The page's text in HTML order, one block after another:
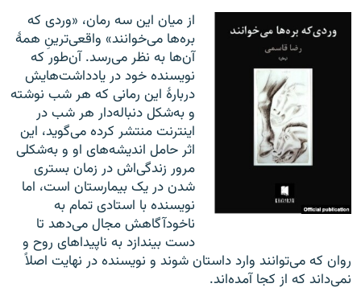
از میان این سه رمان، «وردی که
بره‌ها می‌خوانند» واقعی‌ترینِ همهٔ
آن‌ها به نظر می‌رسد. آن‌طور که
نویسنده خود در یادداشت‌هایش
دربارهٔ این رمانی که هر شب نوشته
و به‌شکل دنباله‌دار هر شب در
اینترنت منتشر کرده می‌گوید، این
اثر حامل اندیشه‌های او و به‌شکلی
مرور زندگی‌‌اش در زمان بستری
شدن در یک بیمارستان است، اما
نویسنده با استادی تمام به
ناخودآگاهش مجال می‌دهد تا
دست بیندازد به ناپیداهای روح و
روان که می‌توانند وارد داستان شوند و نویسنده در نهایت اصلاً
نمی‌داند که از کجا آمده‌اند.